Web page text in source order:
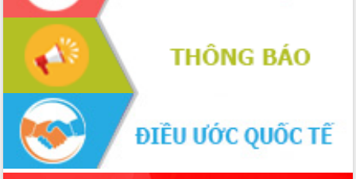
Xây dựng nông thôn mới: Nâng cao đời
sống người dân từ những mô hình thiết
thực
Quyết liệt tháo gỡ vướng mắc, đẩy
nhanh tiến độ các dự án trọng điểm
trong Khu kinh tế Nam Phú Yên
Hòn Yến phát triển du lịch gắn với bảo
tồn biển
Lấy ý kiến điều chỉnh Quy hoạch tỉnh
Đắk Lắk thời kỳ 2021-2030, tầm nhìn